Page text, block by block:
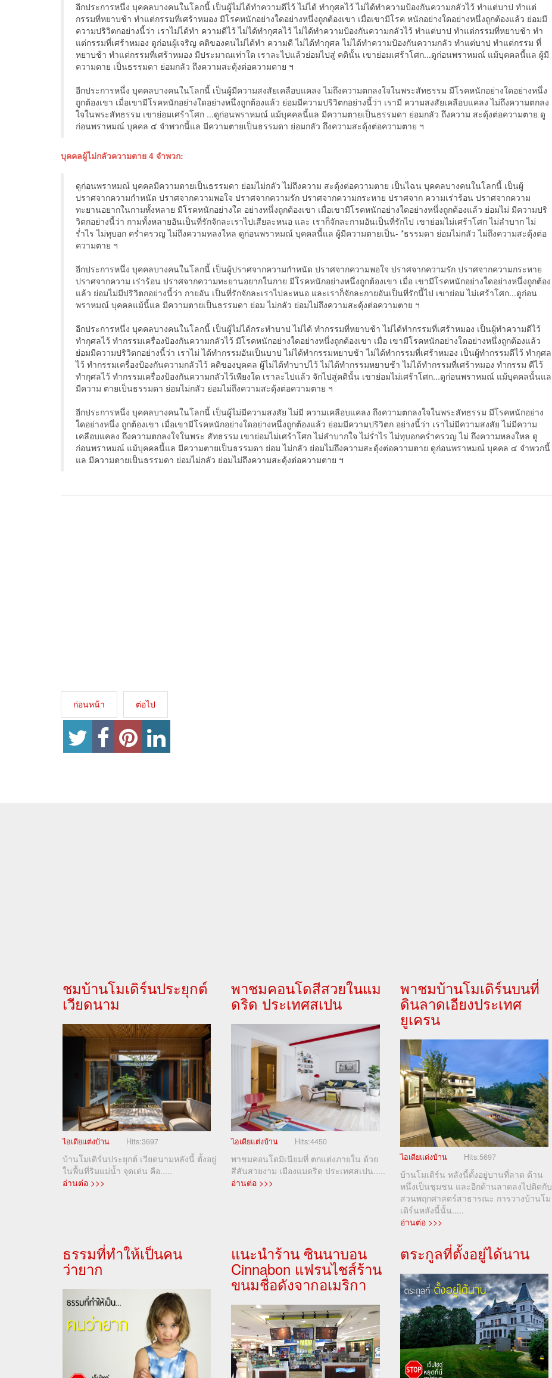
อีกประการหนึ่ง บุคคลบางคนในโลกนี้ เป็นผู้ไม่ได้ทำความดีไว้ ไม่ได้ ทำกุศลไว้ ไม่ได้ทำความป้องกันความกลัวไว้ ทำแต่บาป ทำแต่
กรรมที่หยาบช้า ทำแต่กรรมที่เศร้าหมอง มีโรคหนักอย่างใดอย่างหนึ่งถูกต้องเขา เมื่อเขามีโรค หนักอย่างใดอย่างหนึ่งถูกต้องแล้ว ย่อมมี
ความปริวิตกอย่างนี้ว่า เราไม่ได้ทำ ความดีไว้ ไม่ได้ทำกุศลไว้ ไม่ได้ทำความป้องกันความกลัวไว้ ทำแต่บาป ทำแต่กรรมที่หยาบช้า ทำ
แต่กรรมที่เศร้าหมอง ดูก่อนผู้เจริญ คติของคนไม่ได้ทำ ความดี ไม่ได้ทำกุศล ไม่ได้ทำความป้องกันความกลัว ทำแต่บาป ทำแต่กรรม ที่
หยาบช้า ทำแต่กรรมที่เศร้าหมอง มีประมาณเท่าใด เราละไปแล้วย่อมไปสู่ คตินั้น เขาย่อมเศร้าโศก...ดูก่อนพราหมณ์ แม้บุคคลนี้แล ผู้มี
ความตาย เป็นธรรมดา ย่อมกลัว ถึงความสะดุ้งต่อความตาย ฯ
อีกประการหนึ่ง บุคคลบางคนในโลกนี้ เป็นผู้มีความสงสัยเคลือบแคลง ไม่ถึงความตกลงใจในพระสัทธรรม มีโรคหนักอย่างใดอย่างหนึ่ง
ถูกต้องเขา เมื่อเขามีโรคหนักอย่างใดอย่างหนึ่งถูกต้องแล้ว ย่อมมีความปริวิตกอย่างนี้ว่า เรามี ความสงสัยเคลือบแคลง ไม่ถึงความตกลง
ใจในพระสัทธรรม เขาย่อมเศร้าโศก ...ดูก่อนพราหมณ์ แม้บุคคลนี้แล มีความตายเป็นธรรมดา ย่อมกลัว ถึงความ สะดุ้งต่อความตาย ดู
ก่อนพราหมณ์ บุคคล ๔ จำพวกนี้แล มีความตายเป็นธรรมดา ย่อมกลัว ถึงความสะดุ้งต่อความตาย ฯ
บุคคลผู้ไม่กลัวความตาย 4 จำพวก:
ดูก่อนพราหมณ์ บุคคลมีความตายเป็นธรรมดา ย่อมไม่กลัว ไม่ถึงความ สะดุ้งต่อความตาย เป็นไฉน บุคคลบางคนในโลกนี้ เป็นผู้
ปราศจากความกำหนัด ปราศจากความพอใจ ปราศจากความรัก ปราศจากความกระหาย ปราศจาก ความเร่าร้อน ปราศจากความ
ทะยานอยากในกามทั้งหลาย มีโรคหนักอย่างใด อย่างหนึ่งถูกต้องเขา เมื่อเขามีโรคหนักอย่างใดอย่างหนึ่งถูกต้องแล้ว ย่อมไม่ มีความปริ
วิตกอย่างนี้ว่า กามทั้งหลายอันเป็นที่รักจักละเราไปเสียละหนอ และ เราก็จักละกามอันเป็นที่รักไป เขาย่อมไม่เศร้าโศก ไม่ลำบาก ไม่
ร่ำไร ไม่ทุบอก คร่ำครวญ ไม่ถึงความหลงใหล ดูก่อนพราหมณ์ บุคคลนี้แล ผู้มีความตายเป็น- *ธรรมดา ย่อมไม่กลัว ไม่ถึงความสะดุ้งต่อ
ความตาย ฯ
อีกประการหนึ่ง บุคคลบางคนในโลกนี้ เป็นผู้ปราศจากความกำหนัด ปราศจากความพอใจ ปราศจากความรัก ปราศจากความกระหาย
ปราศจากความ เร่าร้อน ปราศจากความทะยานอยากในกาย มีโรคหนักอย่างหนึ่งถูกต้องเขา เมื่อ เขามีโรคหนักอย่างใดอย่างหนึ่งถูกต้อง
แล้ว ย่อมไม่มีปริวิตกอย่างนี้ว่า กายอัน เป็นที่รักจักละเราไปละหนอ และเราก็จักละกายอันเป็นที่รักนี้ไป เขาย่อม ไม่เศร้าโศก...ดูก่อน
พราหมณ์ บุคคลแม้นี้แล มีความตายเป็นธรรมดา ย่อม ไม่กลัว ย่อมไม่ถึงความสะดุ้งต่อความตาย ฯ
อีกประการหนึ่ง บุคคลบางคนในโลกนี้ เป็นผู้ไม่ได้กระทำบาป ไม่ได้ ทำกรรมที่หยาบช้า ไม่ได้ทำกรรมที่เศร้าหมอง เป็นผู้ทำความดีไว้
ทำกุศลไว้ ทำกรรมเครื่องป้องกันความกลัวไว้ มีโรคหนักอย่างใดอย่างหนึ่งถูกต้องเขา เมื่อ เขามีโรคหนักอย่างใดอย่างหนึ่งถูกต้องแล้ว
ย่อมมีความปริวิตกอย่างนี้ว่า เราไม่ ได้ทำกรรมอันเป็นบาป ไม่ได้ทำกรรมหยาบช้า ไม่ได้ทำกรรมที่เศร้าหมอง เป็นผู้ทำกรรมดีไว้ ทำกุศล
ไว้ ทำกรรมเครื่องป้องกันความกลัวไว้ คติของบุคคล ผู้ไม่ได้ทำบาปไว้ ไม่ได้ทำกรรมหยาบช้า ไม่ได้ทำกรรมที่เศร้าหมอง ทำกรรม ดีไว้
ทำกุศลไว้ ทำกรรมเครื่องป้องกันความกลัวไว้เพียงใด เราละไปแล้ว จักไปสู่คตินั้น เขาย่อมไม่เศร้าโศก...ดูก่อนพราหมณ์ แม้บุคคลนั้นแล
มีความ ตายเป็นธรรมดา ย่อมไม่กลัว ย่อมไม่ถึงความสะดุ้งต่อความตาย ฯ
อีกประการหนึ่ง บุคคลบางคนในโลกนี้ เป็นผู้ไม่มีความสงสัย ไม่มี ความเคลือบแคลง ถึงความตกลงใจในพระสัทธรรม มีโรคหนักอย่าง
ใดอย่างหนึ่ง ถูกต้องเขา เมื่อเขามีโรคหนักอย่างใดอย่างหนึ่งถูกต้องแล้ว ย่อมมีความปริวิตก อย่างนี้ว่า เราไม่มีความสงสัย ไม่มีความ
เคลือบแคลง ถึงความตกลงใจในพระ สัทธรรม เขาย่อมไม่เศร้าโศก ไม่ลำบากใจ ไม่ร่ำไร ไม่ทุบอกคร่ำครวญ ไม่ ถึงความหลงใหล ดู
ก่อนพราหมณ์ แม้บุคคลนี้แล มีความตายเป็นธรรมดา ย่อม ไม่กลัว ย่อมไม่ถึงความสะดุ้งต่อความตาย ดูก่อนพราหมณ์ บุคคล ๔ จำพวกนี้
แล มีความตายเป็นธรรมดา ย่อมไม่กลัว ย่อมไม่ถึงความสะดุ้งต่อความตาย ฯ
ก่อนหน้า ต่อไป
ชมบ้านโมเดิร์นประยุกต์
เวียดนาม
ไอเดียแต่งบ้าน Hits:3697
บ้านโมเดิร์นประยุกต์ เวียดนามหลังนี้ ตั้งอยู่
ในพื้นที่ริมแม่น้ำ จุดเด่น คือ.....
อ่านต่อ >>>
พาชมคอนโดสีสวยในแม
ดริด ประเทศสเปน
ไอเดียแต่งบ้าน Hits:4450
พาชมคอนโดมิเนียมที่ ตกแต่งภายใน ด้วย
สีสันสวยงาม เมืองแมดริด ประเทศสเปน.....
อ่านต่อ >>>
พาชมบ้านโมเดิร์นบนที่
ดินลาดเอียงประเทศ
ยูเครน
ไอเดียแต่งบ้าน Hits:5697
บ้านโมเดิร์น หลังนี้ตั้งอยู่บานที่ลาด ด้าน
หนึ่งเป็นชุมชน และอีกด้านลาดลงไปติดกับ
สวนพฤกศาสตร์สาธารณะ การวางบ้านโม
เดิร์นหลังนี้นั้น.....
อ่านต่อ >>>
ธรรมที่ทำให้เป็นคน
ว่ายาก
แนะนำร้าน ซินนาบอน
Cinnabon แฟรนไชส์ร้าน
ขนมชื่อดังจากอเมริกา
ตระกูลที่ตั้งอยู่ได้นาน